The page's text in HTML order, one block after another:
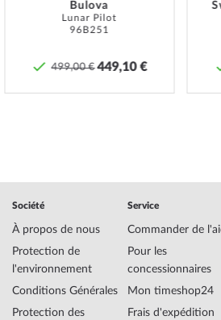
et/ou couronnes vissées, il faut veiller à
à la main afin que la montre puisse être
Nom
Swiss Alpine
plongée 42mm
SKU
mid-28861
Style
Sportif
Poids de l'article
0.15
Bulova
Lunar Pilot
96B251
499,00 € 449,10 €
Société
À propos de nous
Protection de
l'environnement
Conditions Générales
Protection des
Service
Commander de
Pour les
concessionnaires
Mon timeshop24
Frais d'expédition